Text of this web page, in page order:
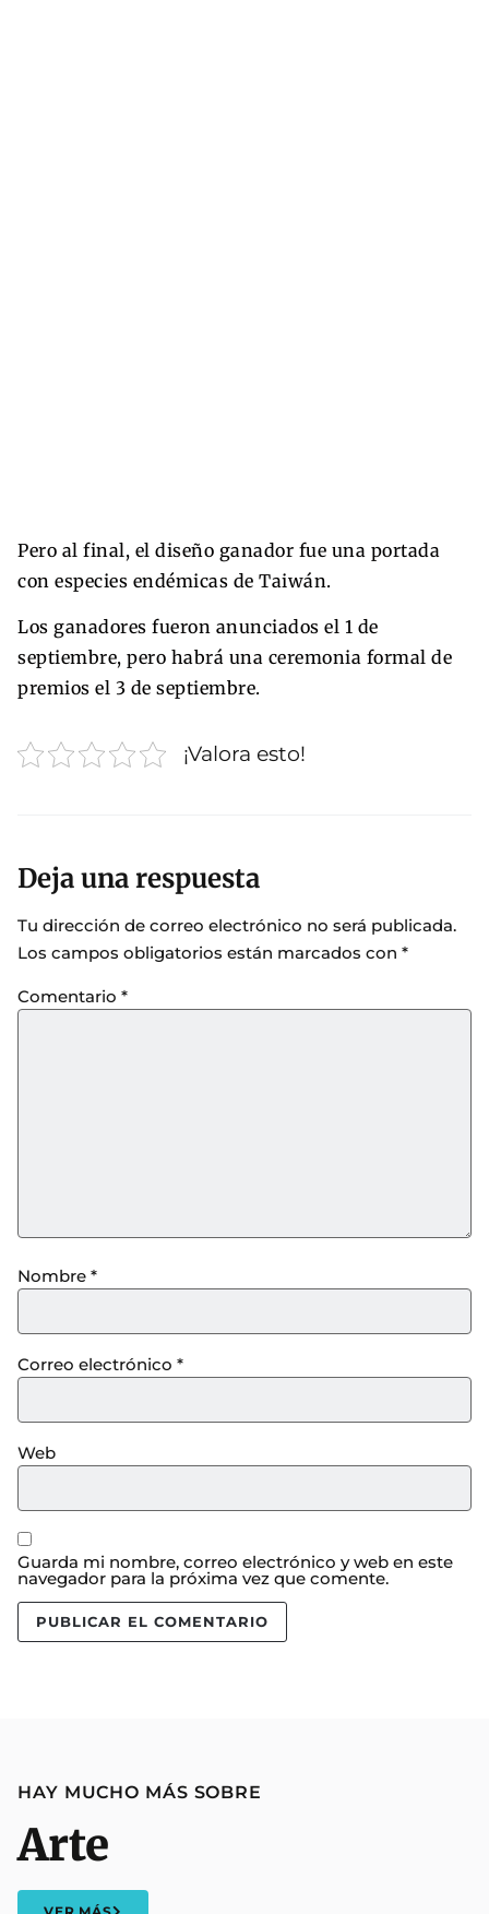
Pero al final, el diseño ganador fue una portada
con especies endémicas de Taiwán.
Los ganadores fueron anunciados el 1 de
septiembre, pero habrá una ceremonia formal de
premios el 3 de septiembre.
¡Valora esto!
Deja una respuesta
Tu dirección de correo electrónico no será publicada.
Los campos obligatorios están marcados con *
Comentario *
Nombre *
Correo electrónico *
Web
Guarda mi nombre, correo electrónico y web en este
navegador para la próxima vez que comente.
HAY MUCHO MÁS SOBRE
Arte